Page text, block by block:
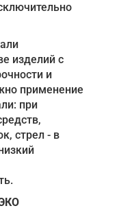
изделий с
и
применение
при
стрел - в